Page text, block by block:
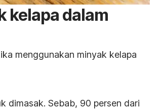
kelapa dalam
menggunakan minyak kelapa
dimasak. Sebab, 90 persen dari